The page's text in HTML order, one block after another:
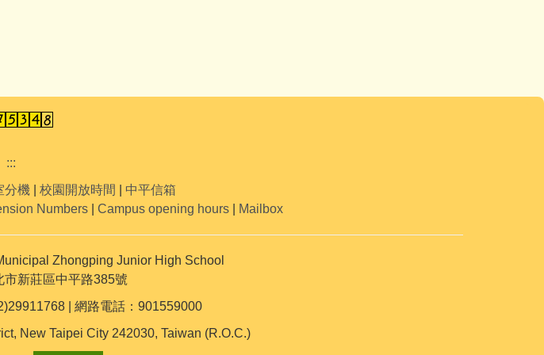
:::
分機 校園開放時間
中平信箱
Numbers| Campus opening hours| Mailbox
Zhongping Junior High School
新莊區中平路385號
| 網路電話：901559000
New Taipei City 242030, Taiwan (R.O.C.)